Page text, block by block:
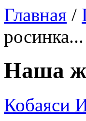
Главная /
росинка...
Наша
Кобаяси